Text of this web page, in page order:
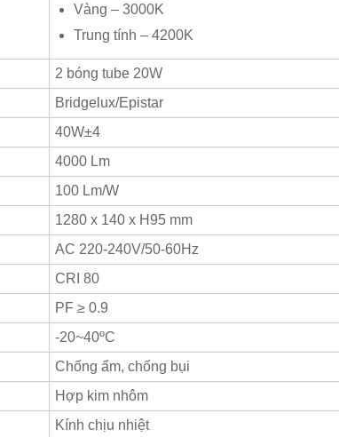
Vàng – 3000K
Trung tính – 4200K
2 bóng tube 20W
Bridgelux/Epistar
40W±4
4000 Lm
100 Lm/W
1280 x 140 x H95 mm
AC 220-240V/50-60Hz
CRI 80
PF ≥ 0.9
-20~40ºC
Chống ẩm, chống bụi
Hợp kim nhôm
Kính chịu nhiệt